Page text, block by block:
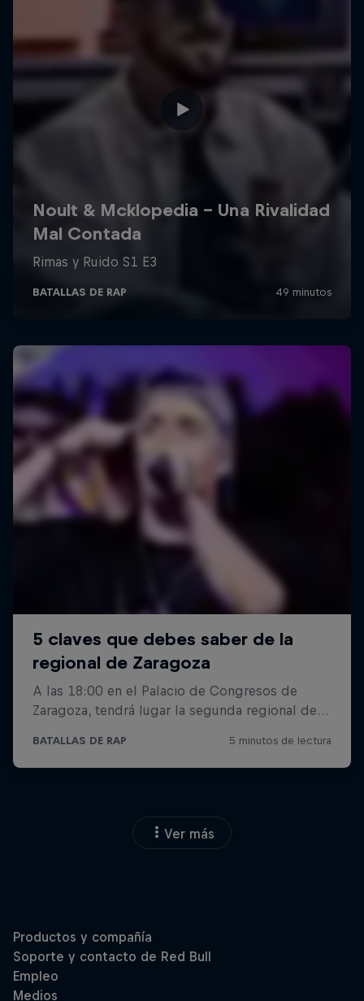
Ver más